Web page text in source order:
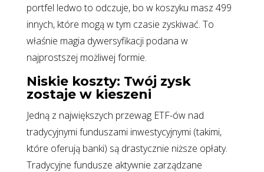
portfel ledwo to odczuje, bo w koszyku masz 499
innych, które mogą w tym czasie zyskiwać. To
właśnie magia dywersyfikacji podana w
najprostszej możliwej formie.
Niskie koszty: Twój zysk
zostaje w kieszeni
Jedną z największych przewag ETF-ów nad
tradycyjnymi funduszami inwestycyjnymi (takimi,
które oferują banki) są drastycznie niższe opłaty.
Tradycyjne fundusze aktywnie zarządzane